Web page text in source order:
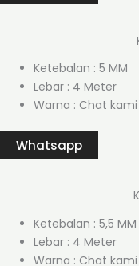
Ketebalan : 5 MM
Lebar : 4 Meter
Warna : Chat
Whatsapp
Ketebalan : 5,5 MM
Lebar : 4 Meter
Warna : Chat